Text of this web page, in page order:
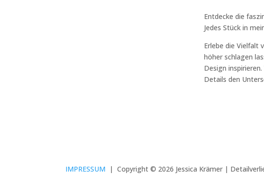
Entdecke die
Jedes Stück in
Erlebe die Vielfalt
höher schlagen
Design
Details den
IMPRESSUM |Copyright © 2026 Jessica Krämer |